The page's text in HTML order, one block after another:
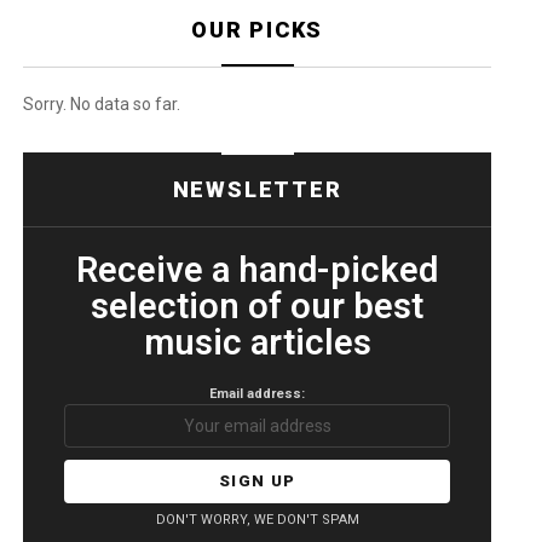
OUR PICKS
Sorry. No data so far.
NEWSLETTER
Receive a hand-picked
selection of our best
music articles
Email address:
DON'T WORRY, WE DON'T SPAM